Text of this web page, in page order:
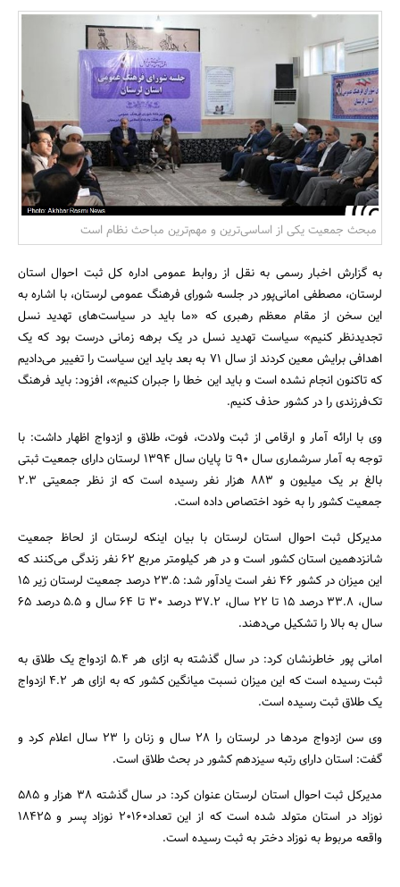
بانک، بیمه و سرمایه
مسکن و ساختمان
جستجو
مبحث جمعیت یکی از اساسی‌ترین و مهم‌ترین مباحث نظام است
به گزارش اخبار رسمی به نقل از روابط عمومی اداره کل ثبت احوال استان
لرستان، مصطفی امانی‌پور در جلسه شورای فرهنگ عمومی لرستان، با اشاره به
این سخن از مقام معظم رهبری که «ما باید در سیاست‌های تهدید نسل
تجدیدنظر کنیم» سیاست تهدید نسل در یک برهه زمانی درست بود که یک
اهدافی برایش معین کردند از سال 71 به بعد باید این سیاست را تغییر می‌دادیم
که تاکنون انجام نشده است و باید این خطا را جبران کنیم»، افزود: باید فرهنگ
تک‌فرزندی را در کشور حذف کنیم.
وی با ارائه آمار و ارقامی از ثبت ولادت، فوت، طلاق و ازدواج اظهار داشت: با
توجه به آمار سرشماری سال 90 تا پایان سال 1394 لرستان دارای جمعیت ثبتی
بالغ بر یک میلیون و 883 هزار نفر رسیده است که از نظر جمعیتی 2.3
جمعیت کشور را به خود اختصاص داده است.
مدیرکل ثبت‌ احوال استان لرستان با بیان اینکه لرستان از لحاظ جمعیت
شانزدهمین استان کشور است و در هر کیلومتر مربع 62 نفر زندگی می‌کنند که
این میزان در کشور 46 نفر است یادآور شد: 23.5 درصد جمعیت لرستان زیر 15
سال، 33.8 درصد 15 تا 22 سال، 37.2 درصد 30 تا 64 سال و 5.5 درصد 65
سال به بالا را تشکیل می‌دهند.
امانی پور خاطرنشان کرد: در سال گذشته به ازای هر 5.4 ازدواج یک طلاق به
ثبت رسیده است که این میزان نسبت میانگین کشور که به ازای هر 4.2 ازدواج
یک طلاق ثبت رسیده است.
وی سن ازدواج مردها در لرستان را 28 سال و زنان را 23 سال اعلام کرد و
گفت: استان دارای رتبه سیزدهم کشور در بحث طلاق است.
مدیرکل ثبت‌ احوال استان لرستان عنوان کرد: در سال گذشته 38 هزار و 585
نوزاد در استان متولد شده است که از این تعداد20160 نوزاد پسر و 18425
واقعه مربوط به نوزاد دختر به ثبت رسیده است.